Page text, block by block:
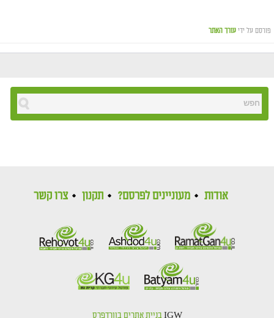
פורסם על ידי עורך האתר
אודות מעוניינים לפרסם? תקנון צרו קשר
IGW בניית אתרים בוורדפרס